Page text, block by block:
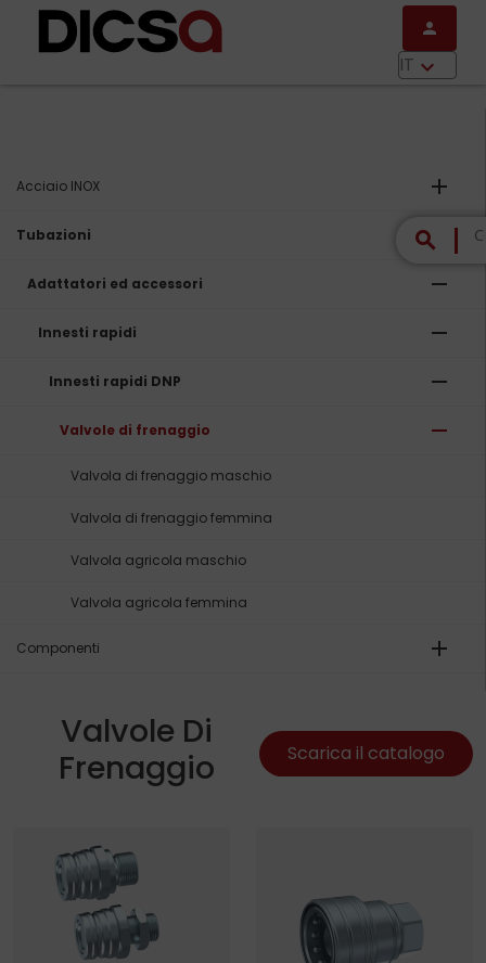
Salta al contenuto principale
person
IT keyboard_arrow_down
search
Acciaio INOX add
Tubazioni remove
Adattatori ed accessori remove
Innesti rapidi remove
Innesti rapidi DNP remove
Valvole di frenaggio remove
Valvola di frenaggio maschio
Valvola di frenaggio femmina
Valvola agricola maschio
Valvola agricola femmina
Componenti add
Valvole Di
Frenaggio
Scarica il catalogo